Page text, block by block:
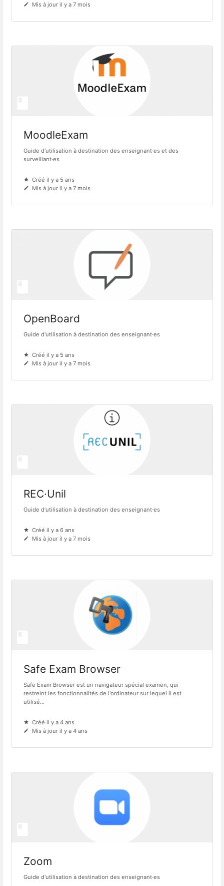
Mis à jour il y a 7 mois
MoodleExam
Guide d'utilisation à destination des enseignant·es et des
surveillant·es
Créé il y a 5 ans
Mis à jour il y a 7 mois
OpenBoard
Guide d'utilisation à destination des enseignant·es
Créé il y a 5 ans
Mis à jour il y a 7 mois
REC·Unil
Guide d’utilisation à destination des enseignant·es
Créé il y a 6 ans
Mis à jour il y a 7 mois
Safe Exam Browser
Safe Exam Browser est un navigateur spécial examen, qui
restreint les fonctionnalités de l'ordinateur sur lequel il est
utilisé...
Créé il y a 4 ans
Mis à jour il y a 4 ans
Zoom
Guide d'utilisation à destination des enseignant·es